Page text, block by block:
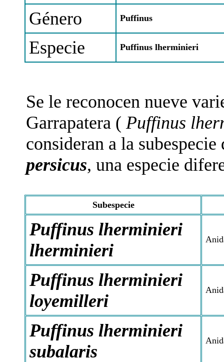
Género Puffinus
Especie Puffinus lherminieri
Se le reconocen nueve
Garrapatera (Puffinus
consideran a la
persicus, una especie
Subespecie
Puffinus lherminieri
lherminieri
Puffinus lherminieri
loyemilleri
Puffinus lherminieri
subalaris